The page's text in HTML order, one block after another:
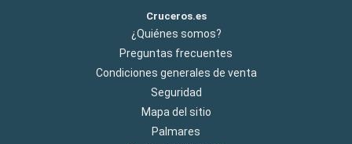
Cruceros.es
¿Quiénes somos?
Preguntas frecuentes
Condiciones generales de venta
Seguridad
Mapa del sitio
Palmares